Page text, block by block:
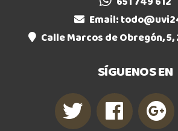
Email:
Calle Marcos de Obregón, 5,
SÍGUENOS EN